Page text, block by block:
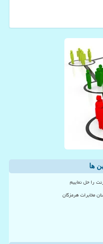
ها
را حل نماییم
مخابرات هرمزگان